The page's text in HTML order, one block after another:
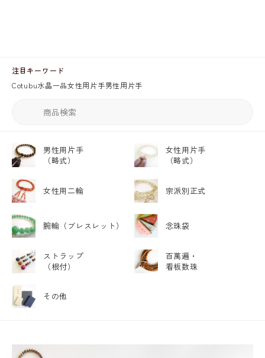
注目キーワード
Cotubu水晶一品女性用片手男性用片手
男性用片手
（略式）
女性用片手
（略式）
女性用二輪 宗派別正式
腕輪 （ブレスレット） 念珠袋
ストラップ
（根付）
百萬遍・
看板数珠
その他